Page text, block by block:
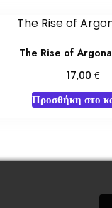
The Rise of
17,00 €
Προσθήκη στο